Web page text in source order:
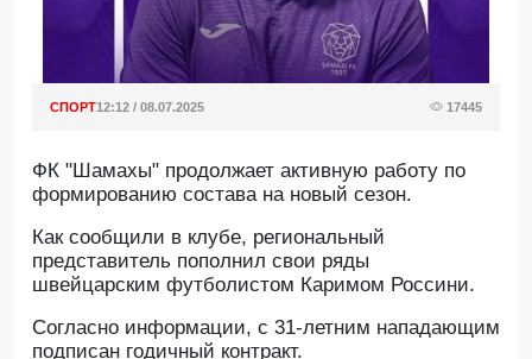
СПОРТ12:12 / 08.07.2025 17445
ФК "Шамахы" продолжает активную работу по
формированию состава на новый сезон.
Как сообщили в клубе, региональный
представитель пополнил свои ряды
швейцарским футболистом Каримом Россини.
Согласно информации, с 31-летним нападающим
подписан годичный контракт.